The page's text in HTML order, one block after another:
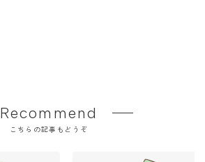
Recommend
こちらの記事もどうぞ